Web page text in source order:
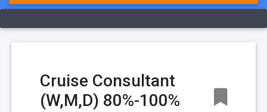
Cruise Consultant
(W,M,D) 80%-100%